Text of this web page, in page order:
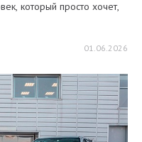
который просто хочет,
01.06.2026